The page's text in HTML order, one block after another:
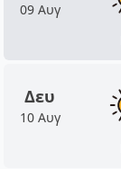
09 Αυγ
Δευ
10 Αυγ